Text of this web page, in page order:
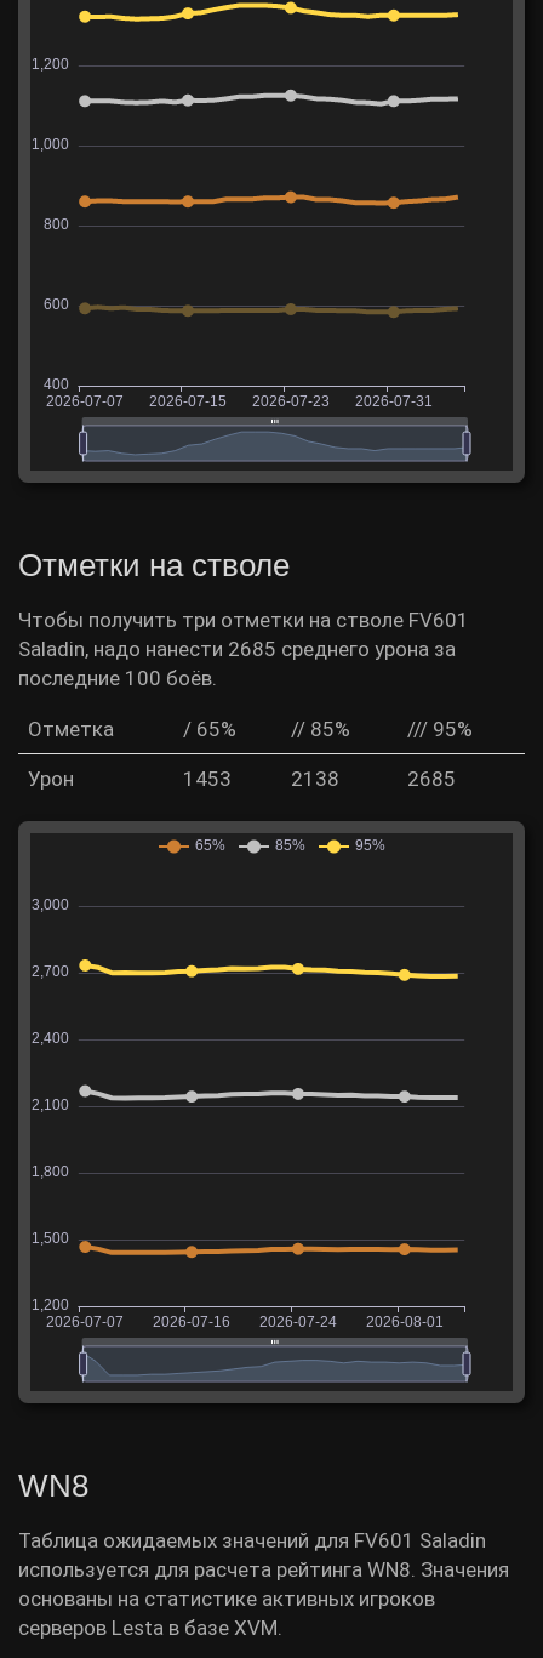
Отметки на стволе
Чтобы получить три отметки на стволе FV601
Saladin, надо нанести 2685 среднего урона за
последние 100 боёв.
Отметка / 65% // 85% /// 95%
Урон 1453 2138 2685
WN8
Таблица ожидаемых значений для FV601 Saladin
используется для расчета рейтинга WN8. Значения
основаны на статистике активных игроков
серверов Lesta в базе XVM.